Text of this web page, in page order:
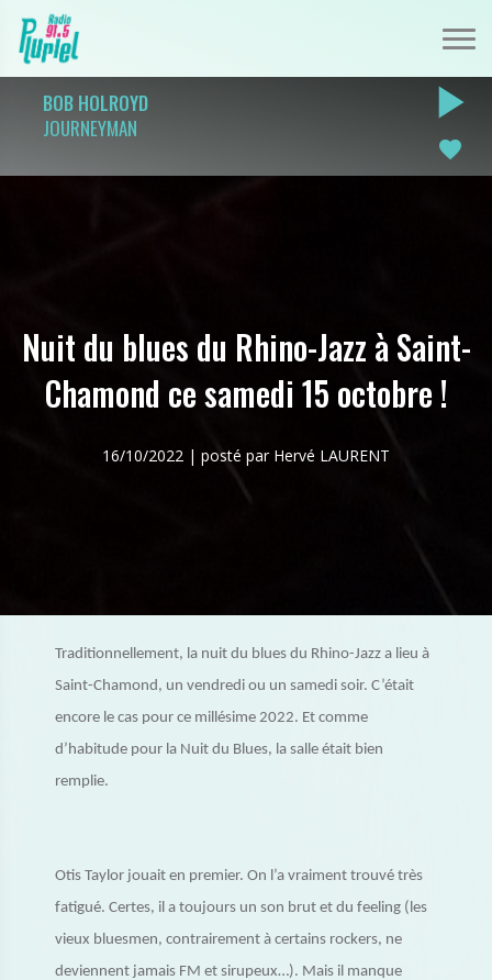
BOB HOLROYD
JOURNEYMAN
play_arrow
favorite
Nuit du blues du Rhino-Jazz à Saint-
Chamond ce samedi 15 octobre !
16/10/2022 | posté par Hervé LAURENT
Traditionnellement, la nuit du blues du Rhino-Jazz a lieu à
Saint-Chamond, un vendredi ou un samedi soir. C’était
encore le cas pour ce millésime 2022. Et comme
d’habitude pour la Nuit du Blues, la salle était bien
remplie.
Otis Taylor jouait en premier. On l’a vraiment trouvé très
fatigué. Certes, il a toujours un son brut et du feeling (les
vieux bluesmen, contrairement à certains rockers, ne
deviennent jamais FM et sirupeux…). Mais il manque